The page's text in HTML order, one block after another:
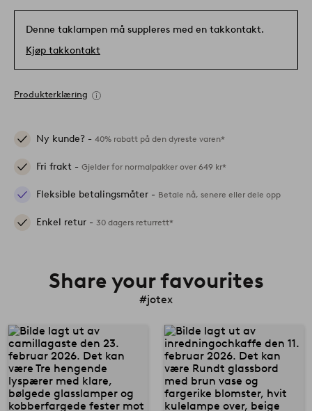
Denne taklampen må suppleres med en takkontakt.
Kjøp takkontakt
Produkterklæring
Ny kunde? - 40% rabatt på den dyreste varen*
Fri frakt - Gjelder for normalpakker over 649 kr*
Fleksible betalingsmåter - Betale nå, senere eller dele opp
Enkel retur - 30 dagers returrett*
Share your favourites
#jotex